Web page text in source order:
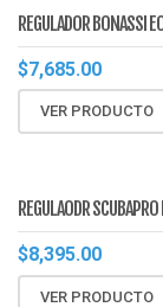
REGULADOR BONASSI
$7,685.00
VER PRODUCTO
REGULAODR
$8,395.00
VER PRODUCTO